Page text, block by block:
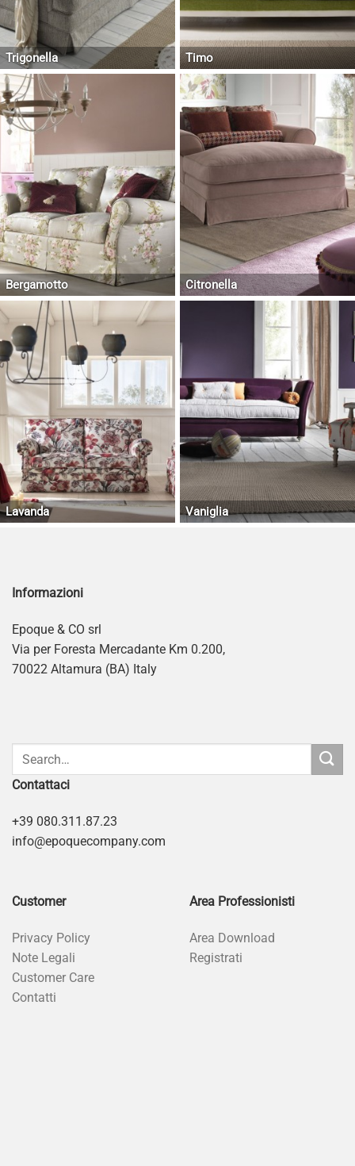
Trigonella Timo
Bergamotto Citronella
Lavanda Vaniglia
Informazioni
Epoque & CO srl
Via per Foresta Mercadante Km 0.200,
70022 Altamura (BA) Italy
Contattaci
+39 080.311.87.23
info@epoquecompany.com
Customer
Privacy Policy
Note Legali
Customer Care
Contatti
Area Professionisti
Area Download
Registrati